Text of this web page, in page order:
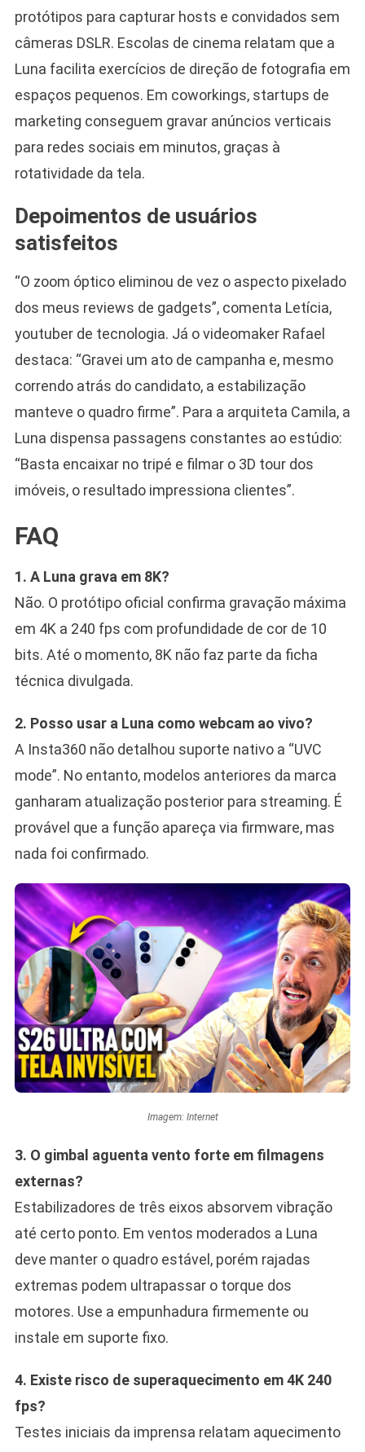
protótipos para capturar hosts e convidados sem
câmeras DSLR. Escolas de cinema relatam que a
Luna facilita exercícios de direção de fotografia em
espaços pequenos. Em coworkings, startups de
marketing conseguem gravar anúncios verticais
para redes sociais em minutos, graças à
rotatividade da tela.
Depoimentos de usuários
satisfeitos
“O zoom óptico eliminou de vez o aspecto pixelado
dos meus reviews de gadgets”, comenta Letícia,
youtuber de tecnologia. Já o videomaker Rafael
destaca: “Gravei um ato de campanha e, mesmo
correndo atrás do candidato, a estabilização
manteve o quadro firme”. Para a arquiteta Camila, a
Luna dispensa passagens constantes ao estúdio:
“Basta encaixar no tripé e filmar o 3D tour dos
imóveis, o resultado impressiona clientes”.
FAQ
1. A Luna grava em 8K?
Não. O protótipo oficial confirma gravação máxima
em 4K a 240 fps com profundidade de cor de 10
bits. Até o momento, 8K não faz parte da ficha
técnica divulgada.
2. Posso usar a Luna como webcam ao vivo?
A Insta360 não detalhou suporte nativo a “UVC
mode”. No entanto, modelos anteriores da marca
ganharam atualização posterior para streaming. É
provável que a função apareça via firmware, mas
nada foi confirmado.
Imagem: Internet
3. O gimbal aguenta vento forte em filmagens
externas?
Estabilizadores de três eixos absorvem vibração
até certo ponto. Em ventos moderados a Luna
deve manter o quadro estável, porém rajadas
extremas podem ultrapassar o torque dos
motores. Use a empunhadura firmemente ou
instale em suporte fixo.
4. Existe risco de superaquecimento em 4K 240
fps?
Testes iniciais da imprensa relatam aquecimento